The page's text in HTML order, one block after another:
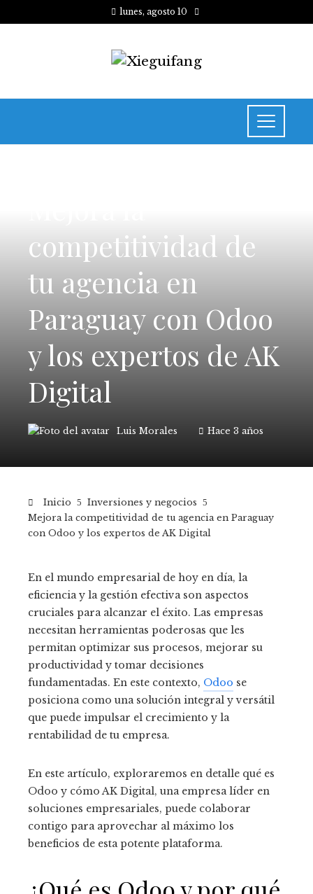
lunes, agosto 10
competitividad de
tu agencia en
Paraguay con Odoo
y los expertos de AK
Digital
Luis Morales Hace 3 años
Inicio
Inversiones y negocios
Mejora la competitividad de tu agencia en Paraguay
con Odoo y los expertos de AK Digital
En el mundo empresarial de hoy en día, la
eficiencia y la gestión efectiva son aspectos
cruciales para alcanzar el éxito. Las empresas
necesitan herramientas poderosas que les
permitan optimizar sus procesos, mejorar su
productividad y tomar decisiones
fundamentadas. En este contexto, Odoo se
posiciona como una solución integral y versátil
que puede impulsar el crecimiento y la
rentabilidad de tu empresa.
En este artículo, exploraremos en detalle qué es
Odoo y cómo AK Digital, una empresa líder en
soluciones empresariales, puede colaborar
contigo para aprovechar al máximo los
beneficios de esta potente plataforma.